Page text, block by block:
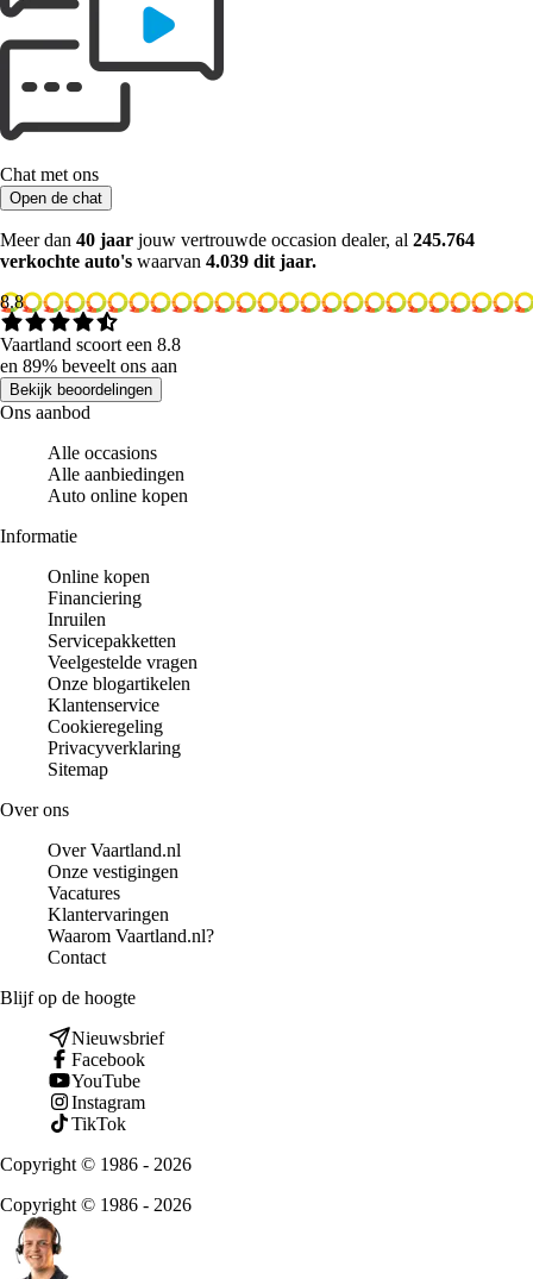
Chat met ons
Open de chat
Meer dan 40 jaar jouw vertrouwde occasion dealer, al 245.764
verkochte auto's waarvan 4.039 dit jaar.
8.8
Vaartland scoort een 8.8
en 89% beveelt ons aan
Bekijk beoordelingen
Ons aanbod
Alle occasions
Alle aanbiedingen
Auto online kopen
Informatie
Online kopen
Financiering
Inruilen
Servicepakketten
Veelgestelde vragen
Onze blogartikelen
Klantenservice
Cookieregeling
Privacyverklaring
Sitemap
Over ons
Over Vaartland.nl
Onze vestigingen
Vacatures
Klantervaringen
Waarom Vaartland.nl?
Contact
Blijf op de hoogte
Nieuwsbrief
Facebook
YouTube
Instagram
TikTok
Copyright © 1986 - 2026
Copyright © 1986 - 2026